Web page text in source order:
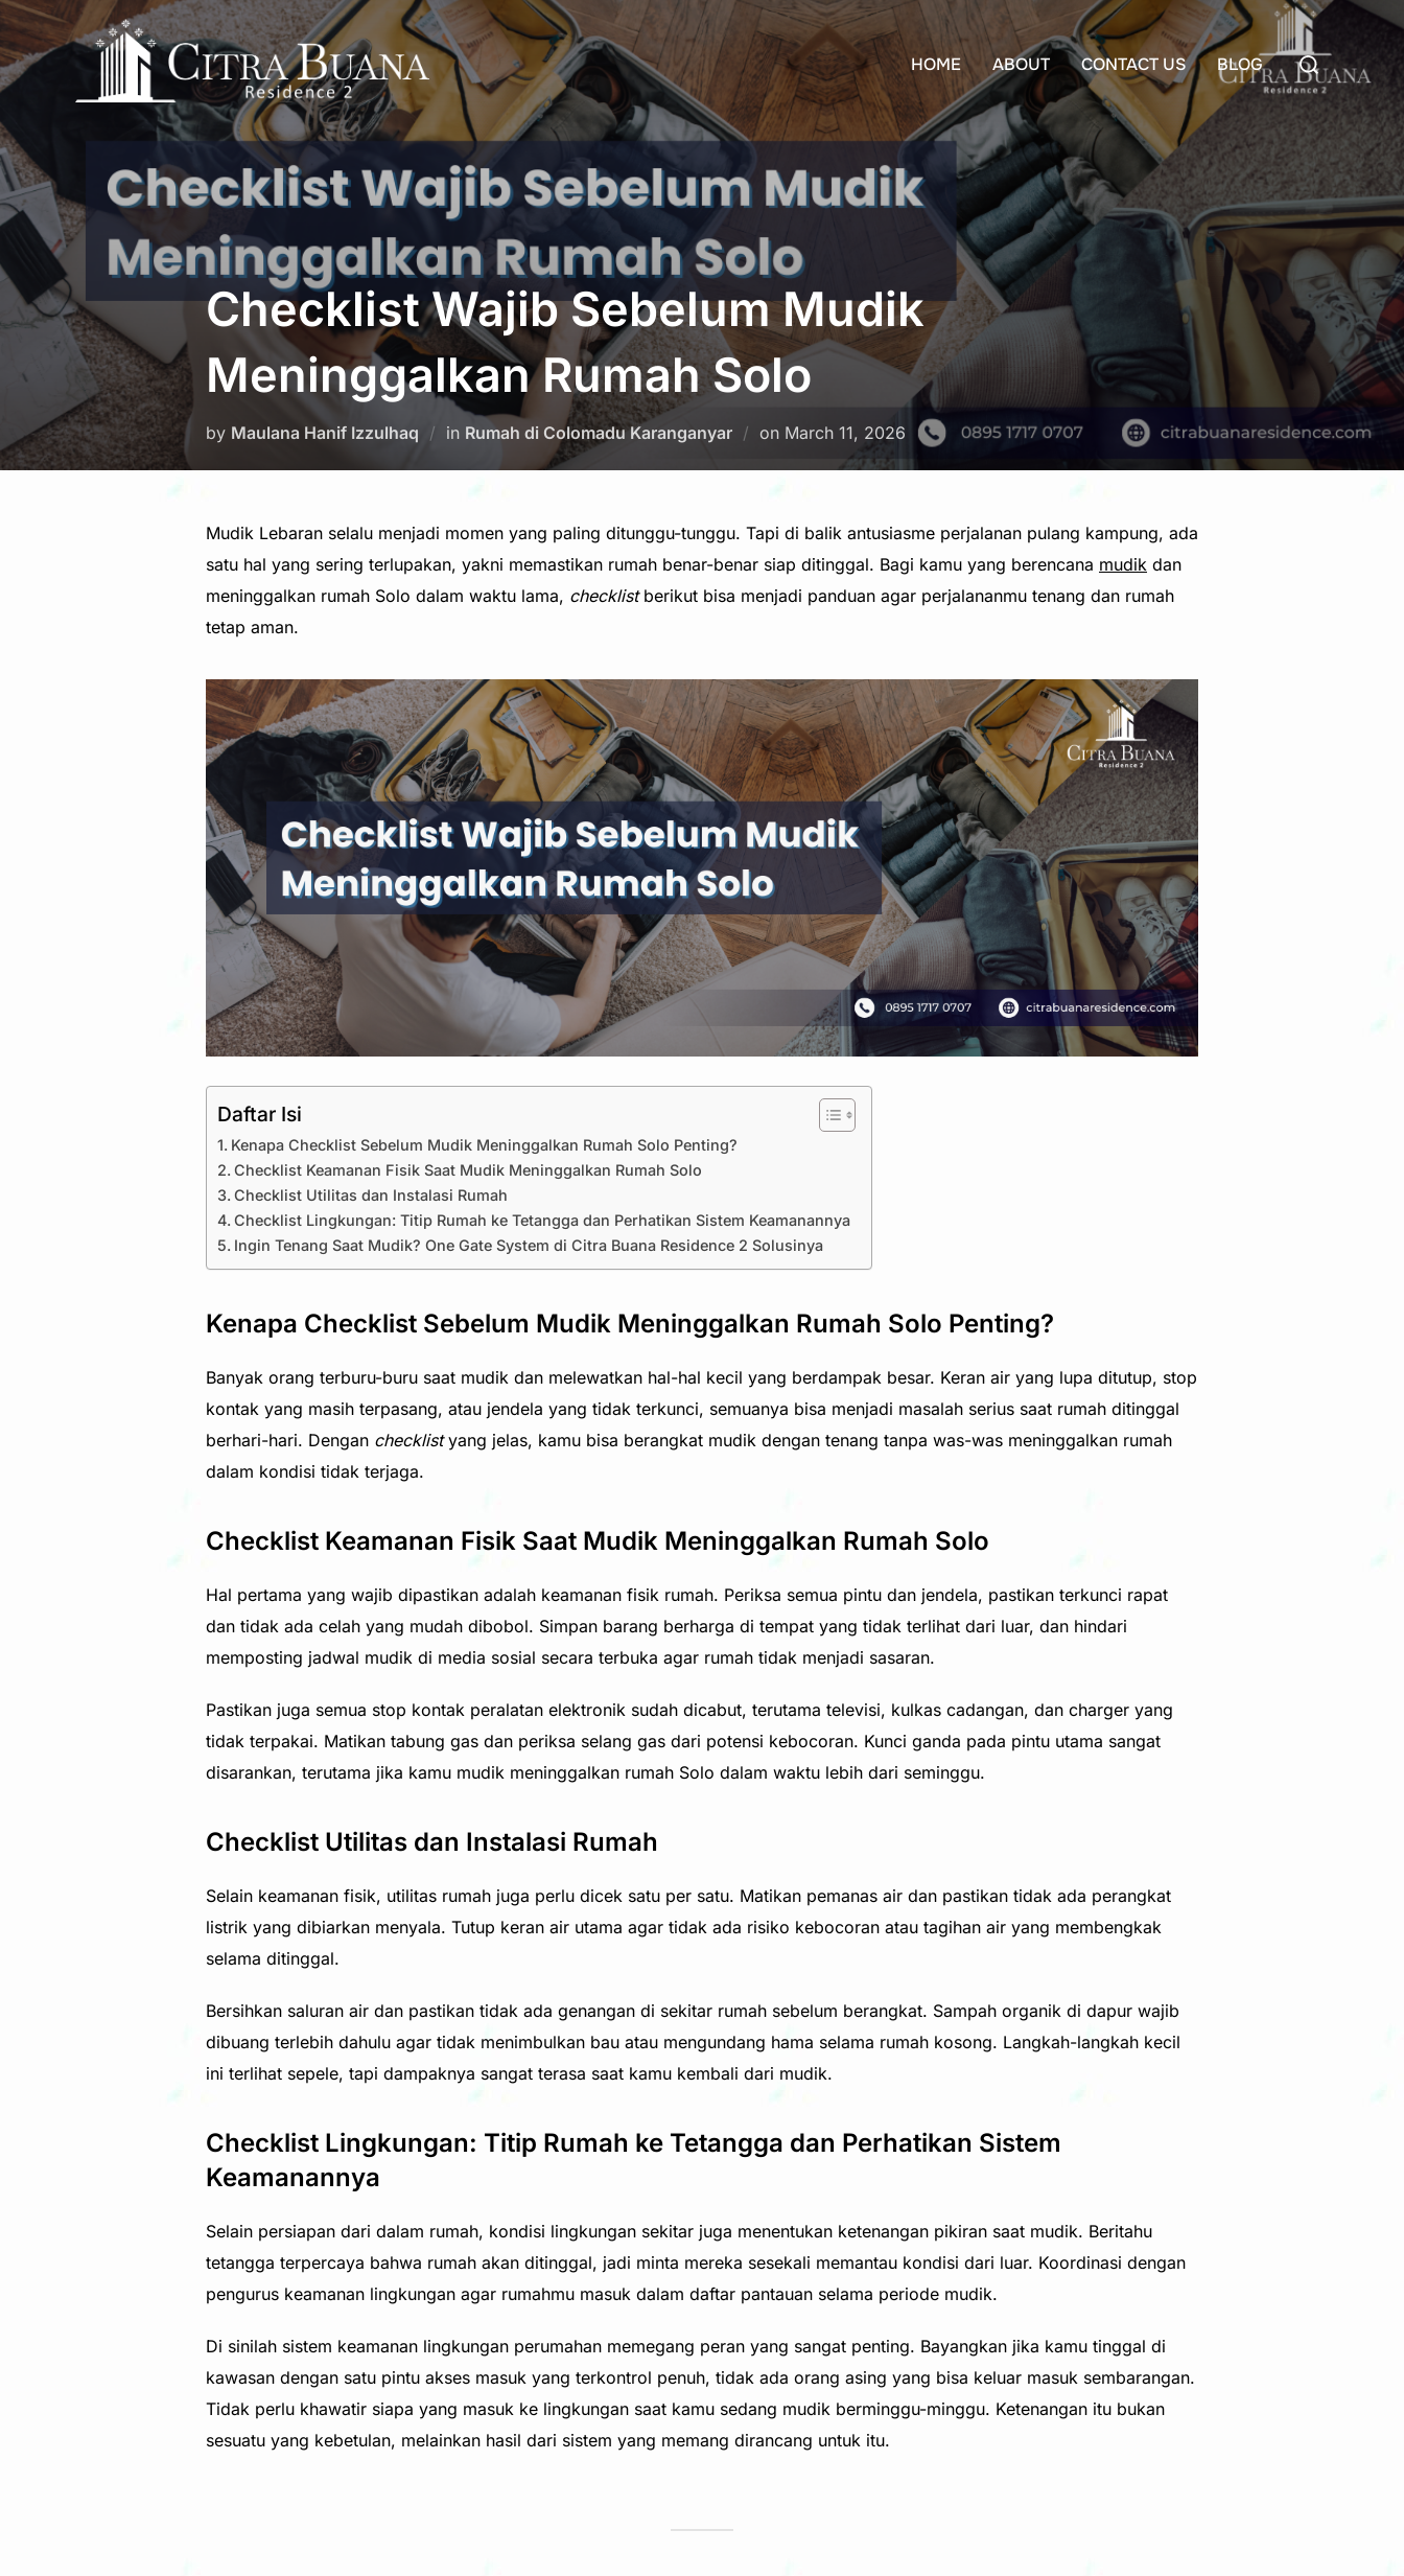
Skip
to
content
HOME ABOUT CONTACT US BLOG
Search
for:
Checklist Wajib Sebelum Mudik
Meninggalkan Rumah Solo
by Maulana Hanif Izzulhaq in Rumah di Colomadu Karanganyar on Posted
March 11, 2026
Mudik Lebaran selalu menjadi momen yang paling ditunggu-tunggu. Tapi di balik antusiasme perjalanan pulang kampung, ada
satu hal yang sering terlupakan, yakni memastikan rumah benar-benar siap ditinggal. Bagi kamu yang berencana mudik dan
meninggalkan rumah Solo dalam waktu lama, checklistberikut bisa menjadi panduan agar perjalananmu tenang dan rumah
tetap aman.
Daftar Isi
Kenapa Checklist Sebelum Mudik Meninggalkan Rumah Solo Penting?
Checklist Keamanan Fisik Saat Mudik Meninggalkan Rumah Solo
Checklist Utilitas dan Instalasi Rumah
Checklist Lingkungan: Titip Rumah ke Tetangga dan Perhatikan Sistem Keamanannya
Ingin Tenang Saat Mudik? One Gate System di Citra Buana Residence 2 Solusinya
Kenapa Checklist Sebelum Mudik Meninggalkan Rumah Solo Penting?
Banyak orang terburu-buru saat mudik dan melewatkan hal-hal kecil yang berdampak besar. Keran air yang lupa ditutup, stop
kontak yang masih terpasang, atau jendela yang tidak terkunci, semuanya bisa menjadi masalah serius saat rumah ditinggal
berhari-hari. Dengan checklistyang jelas, kamu bisa berangkat mudik dengan tenang tanpa was-was meninggalkan rumah
dalam kondisi tidak terjaga.
Checklist Keamanan Fisik Saat Mudik Meninggalkan Rumah Solo
Hal pertama yang wajib dipastikan adalah keamanan fisik rumah. Periksa semua pintu dan jendela, pastikan terkunci rapat
dan tidak ada celah yang mudah dibobol. Simpan barang berharga di tempat yang tidak terlihat dari luar, dan hindari
memposting jadwal mudik di media sosial secara terbuka agar rumah tidak menjadi sasaran.
Pastikan juga semua stop kontak peralatan elektronik sudah dicabut, terutama televisi, kulkas cadangan, dan charger yang
tidak terpakai. Matikan tabung gas dan periksa selang gas dari potensi kebocoran. Kunci ganda pada pintu utama sangat
disarankan, terutama jika kamu mudik meninggalkan rumah Solo dalam waktu lebih dari seminggu.
Checklist Utilitas dan Instalasi Rumah
Selain keamanan fisik, utilitas rumah juga perlu dicek satu per satu. Matikan pemanas air dan pastikan tidak ada perangkat
listrik yang dibiarkan menyala. Tutup keran air utama agar tidak ada risiko kebocoran atau tagihan air yang membengkak
selama ditinggal.
Bersihkan saluran air dan pastikan tidak ada genangan di sekitar rumah sebelum berangkat. Sampah organik di dapur wajib
dibuang terlebih dahulu agar tidak menimbulkan bau atau mengundang hama selama rumah kosong. Langkah-langkah kecil
ini terlihat sepele, tapi dampaknya sangat terasa saat kamu kembali dari mudik.
Checklist Lingkungan: Titip Rumah ke Tetangga dan Perhatikan Sistem
Keamanannya
Selain persiapan dari dalam rumah, kondisi lingkungan sekitar juga menentukan ketenangan pikiran saat mudik. Beritahu
tetangga terpercaya bahwa rumah akan ditinggal, jadi minta mereka sesekali memantau kondisi dari luar. Koordinasi dengan
pengurus keamanan lingkungan agar rumahmu masuk dalam daftar pantauan selama periode mudik.
Di sinilah sistem keamanan lingkungan perumahan memegang peran yang sangat penting. Bayangkan jika kamu tinggal di
kawasan dengan satu pintu akses masuk yang terkontrol penuh, tidak ada orang asing yang bisa keluar masuk sembarangan.
Tidak perlu khawatir siapa yang masuk ke lingkungan saat kamu sedang mudik berminggu-minggu. Ketenangan itu bukan
sesuatu yang kebetulan, melainkan hasil dari sistem yang memang dirancang untuk itu.